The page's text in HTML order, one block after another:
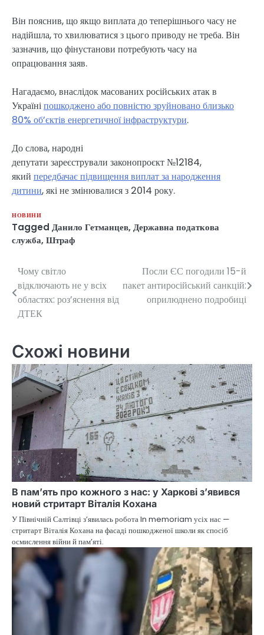
Він пояснив, що якщо виплата до теперішнього часу не
надійшла, то хвилюватися з цього приводу не треба. Він
зазначив, що фінустанови потребують часу на
опрацювання заяв.
Нагадаємо, внаслідок масованих російських атак в
Україніпошкоджено або повністю зруйновано близько
80% об’єктів енергетичної інфраструктури.
До слова, народні
депутати зареєстрували законопроєкт №12184,
який передбачає підвищення виплат за народження
дитини, які не змінювалися з 2014 року.
НОВИНИ
Tagged Данило Гетманцев, Державна податкова
служба, Штраф
Навігація
записів
Чому світло
відключають не у всіх
областях: роз’яснення від
ДТЕК
Посли ЄС погодили 15-й
пакет антиросійський санкцій:
оприлюднено подробиці
Схожі новини
В пам’ять про кожного з нас: у Харкові з’явився
новий стритарт Віталія Кохана
У Північній Салтівці з’явилась робота In memoriam усіх нас —
стритарт Віталія Кохана на фасаді пошкодженої школи як спосіб
осмислення війни й пам’яті.